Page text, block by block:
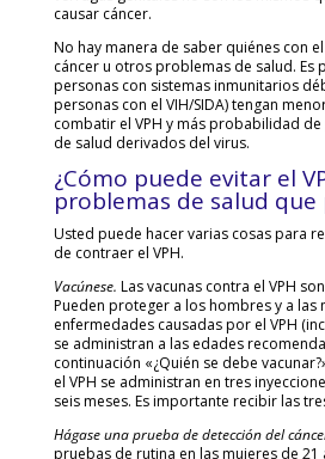
causar cáncer.
No hay manera de saber quiénes con
cáncer u otros problemas de salud. Es
personas con sistemas inmunitarios
personas con el VIH/SIDA) tengan
combatir el VPH y más probabilidad
de salud derivados del virus.
¿Cómo puede evitar el
problemas de salud que
Usted puede hacer varias cosas para
de contraer el VPH.
Vacúnese. Las vacunas contra el VPH
Pueden proteger a los hombres y a las
enfermedades causadas por el VPH
se administran a las edades
continuación «¿Quién se debe
el VPH se administran en tres
seis meses. Es importante recibir las
Hágase una prueba de detección del
pruebas de rutina en las mujeres de 21